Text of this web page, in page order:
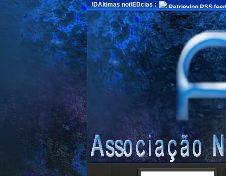
\DAltimas not\EDcias : Retrieving RSS